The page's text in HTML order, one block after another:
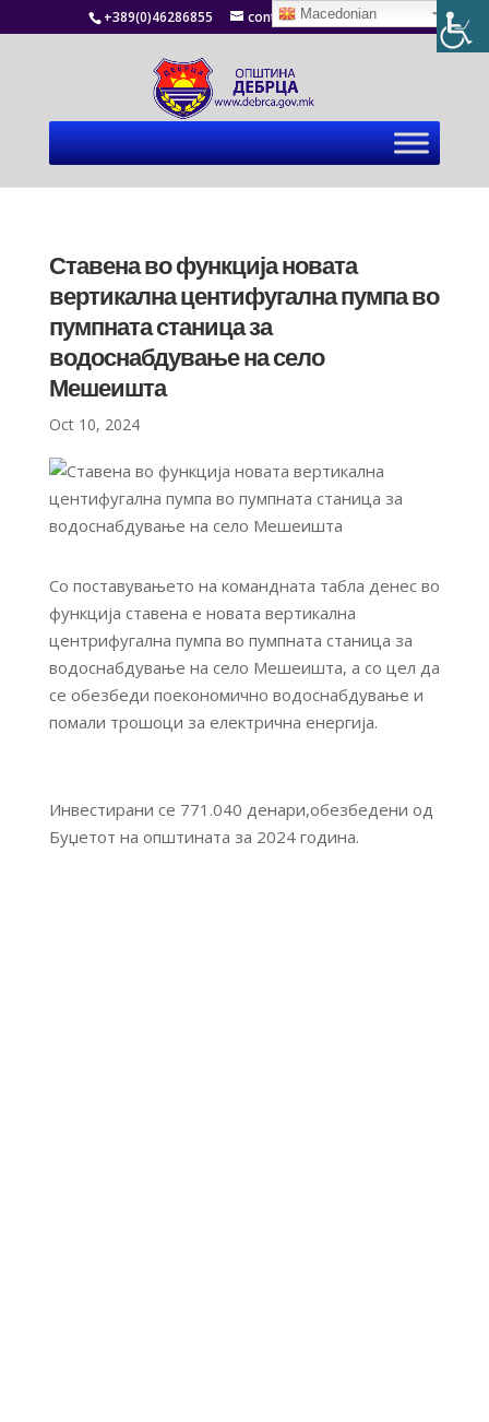
+389(0)46286855 contact@debrca.gov.mk
Ставена во функција новата
вертикална центифугална пумпа во
пумпната станица за
водоснабдување на село
Мешеишта
Oct 10, 2024
Со поставувањето на командната табла денес во
функција ставена е новата вертикална
центрифугална пумпа во пумпната станица за
водоснабдување на село Мешеишта, а со цел да
се обезбеди поекономично водоснабдување и
помали трошоци за електрична енергија.
Инвестирани се 771.040 денари,обезбедени од
Буџетот на општината за 2024 година.
Macedonian